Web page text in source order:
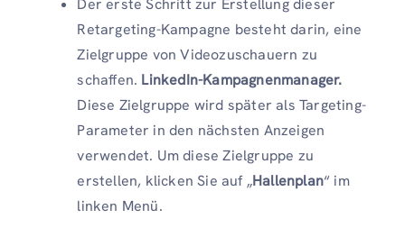
Retargeting-Kampagne besteht darin, eine
Zielgruppe von Videozuschauern zu
schaffen. LinkedIn-Kampagnenmanager.
Diese Zielgruppe wird später als Targeting-
Parameter in den nächsten Anzeigen
verwendet. Um diese Zielgruppe zu
erstellen, klicken Sie auf „Hallenplan“ im
linken Menü.